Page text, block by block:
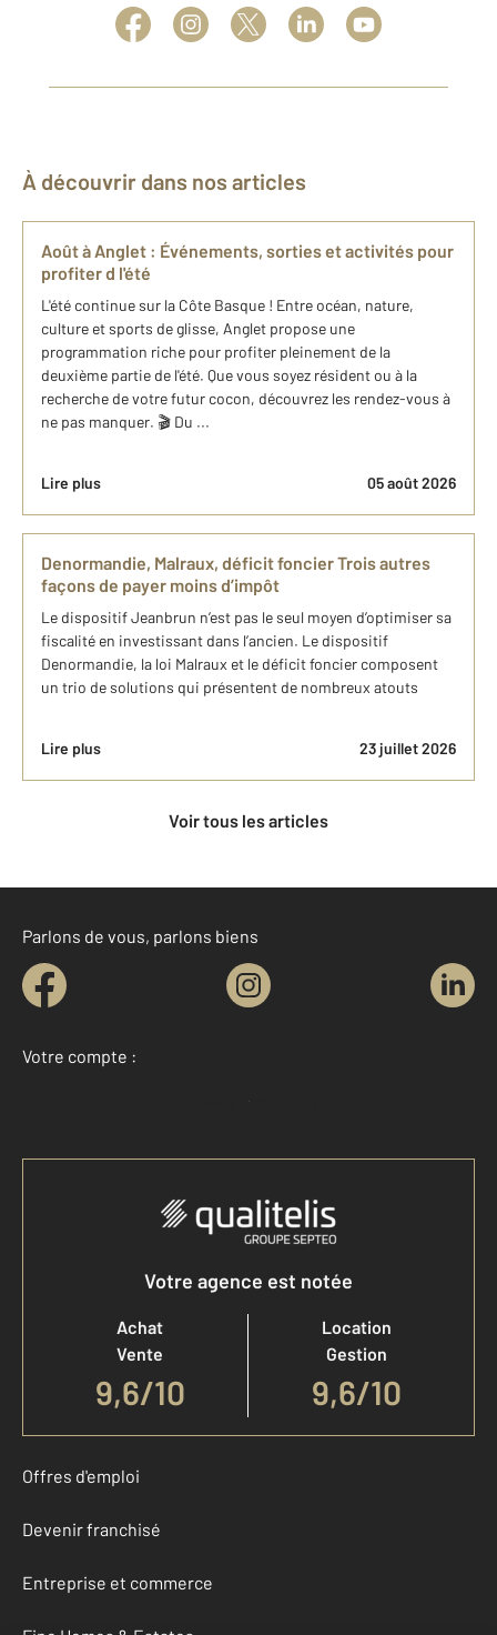
À découvrir dans nos articles
Août à Anglet : Événements, sorties et activités pour
profiter d l'été
L'été continue sur la Côte Basque ! Entre océan, nature,
culture et sports de glisse, Anglet propose une
programmation riche pour profiter pleinement de la
deuxième partie de l'été. Que vous soyez résident ou à la
recherche de votre futur cocon, découvrez les rendez-vous à
ne pas manquer. 🎬 Du ...
Lire plus 05 août 2026
Denormandie, Malraux, déficit foncier Trois autres
façons de payer moins d’impôt
Le dispositif Jeanbrun n’est pas le seul moyen d’optimiser sa
fiscalité en investissant dans l’ancien. Le dispositif
Denormandie, la loi Malraux et le déficit foncier composent
un trio de solutions qui présentent de nombreux atouts
Lire plus 23 juillet 2026
Voir tous les articles
Parlons de vous, parlons biens
Votre compte :
Accéder à mon compte
Votre agence est notée
Achat
Vente
9,6/10
Location
Gestion
9,6/10
Offres d'emploi
Devenir franchisé
Entreprise et commerce